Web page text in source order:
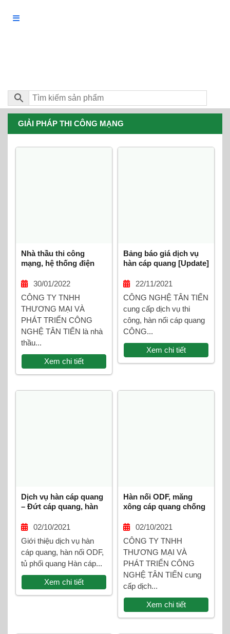
GIẢI PHÁP THI CÔNG MẠNG
Nhà thầu thi công
mạng, hệ thống điện
30/01/2022
CÔNG TY TNHH
THƯƠNG MẠI VÀ
PHÁT TRIỂN CÔNG
NGHỆ TÂN TIẾN là nhà
thầu...
Xem chi tiết
Bảng báo giá dịch vụ
hàn cáp quang [Update]
22/11/2021
CÔNG NGHỆ TÂN TIẾN
cung cấp dịch vụ thi
công, hàn nối cáp quang
CÔNG...
Xem chi tiết
Dịch vụ hàn cáp quang
– Đứt cáp quang, hàn
phòng server
02/10/2021
Giới thiệu dịch vụ hàn
cáp quang, hàn nối ODF,
tủ phối quang Hàn cáp...
Xem chi tiết
Hàn nối ODF, măng
xông cáp quang chống
02/10/2021
CÔNG TY TNHH
THƯƠNG MẠI VÀ
PHÁT TRIỂN CÔNG
NGHỆ TÂN TIẾN cung
cấp dịch...
Xem chi tiết